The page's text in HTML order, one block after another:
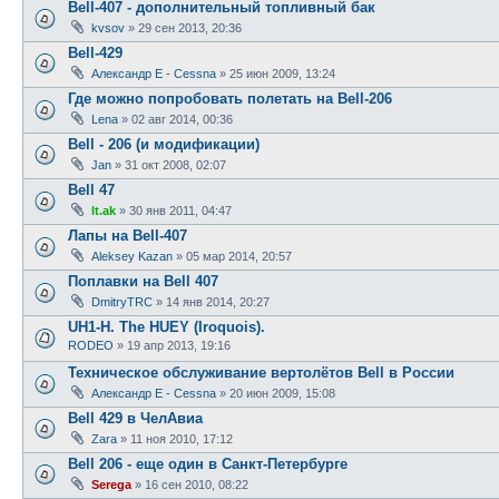
Bell-407 - дополнительный топливный бак
kvsov » 29 сен 2013, 20:36
Bell-429
Александр E - Cessna » 25 июн 2009, 13:24
Где можно попробовать полетать на Bell-206
Lena » 02 авг 2014, 00:36
Bell - 206 (и модификации)
Jan » 31 окт 2008, 02:07
Bell 47
lt.ak » 30 янв 2011, 04:47
Лапы на Bell-407
Aleksey Kazan » 05 мар 2014, 20:57
Поплавки на Bell 407
DmitryTRC » 14 янв 2014, 20:27
UH1-H. The HUEY (Iroquois).
RODEO » 19 апр 2013, 19:16
Техническое обслуживание вертолётов Bell в России
Александр E - Cessna » 20 июн 2009, 15:08
Bell 429 в ЧелАвиа
Zara » 11 ноя 2010, 17:12
Bell 206 - еще один в Санкт-Петербурге
Serega » 16 сен 2010, 08:22